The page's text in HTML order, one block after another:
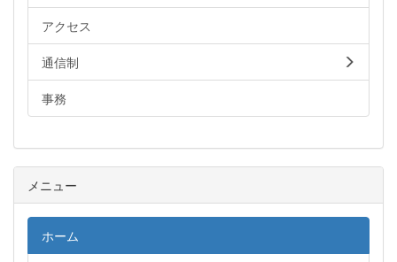
アクセス
通信制
事務
メニュー
ホーム